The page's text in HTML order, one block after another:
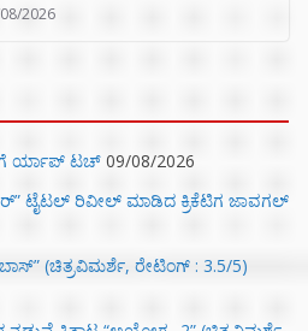
2026
ರ್ಯಾಪ್‌ ಟಚ್‌ 09/08/2026
ಟೈಟಲ್ ರಿವೀಲ್ ಮಾಡಿದ ಕ್ರಿಕೆಟಿಗ ಜಾವಗಲ್
(ಚಿತ್ರವಿಮರ್ಶೆ, ರೇಟಿಂಗ್ : 3.5/5)